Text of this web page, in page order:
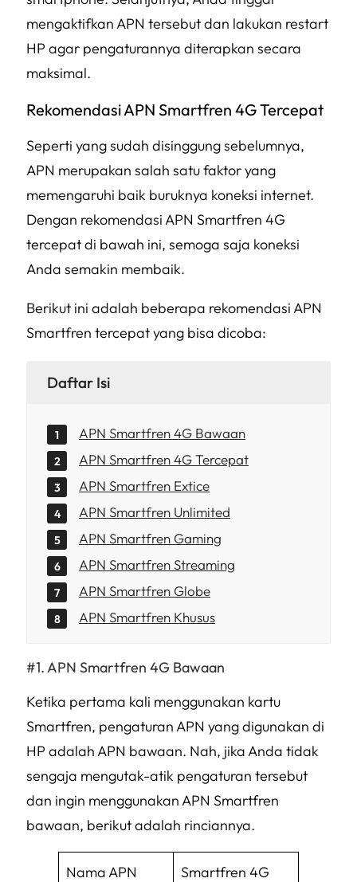
mengaktifkan APN tersebut dan lakukan restart
HP agar pengaturannya diterapkan secara
maksimal.
Rekomendasi APN Smartfren 4G Tercepat
Seperti yang sudah disinggung sebelumnya,
APN merupakan salah satu faktor yang
memengaruhi baik buruknya koneksi internet.
Dengan rekomendasi APN Smartfren 4G
tercepat di bawah ini, semoga saja koneksi
Anda semakin membaik.
Berikut ini adalah beberapa rekomendasi APN
Smartfren tercepat yang bisa dicoba:
Daftar Isi
APN Smartfren 4G Bawaan
APN Smartfren 4G Tercepat
APN Smartfren Extice
APN Smartfren Unlimited
APN Smartfren Gaming
APN Smartfren Streaming
APN Smartfren Globe
APN Smartfren Khusus
APN Smartfren 4G Bawaan
Ketika pertama kali menggunakan kartu
Smartfren, pengaturan APN yang digunakan di
HP adalah APN bawaan. Nah, jika Anda tidak
sengaja mengutak-atik pengaturan tersebut
dan ingin menggunakan APN Smartfren
bawaan, berikut adalah rinciannya.
Nama APN Smartfren 4G